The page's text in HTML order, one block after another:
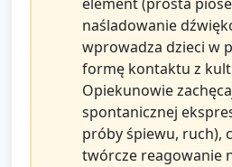
naśladowanie
wprowadza dzieci w
formę kontaktu z
Opiekunowie
spontanicznej
próby śpiewu, ruch),
twórcze reagowanie